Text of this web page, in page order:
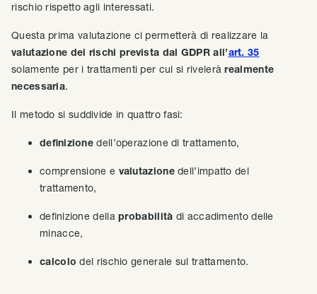
rischio rispetto agli interessati.
Questa prima valutazione ci permetterà di realizzare la
valutazione dei rischi prevista dal GDPR all’art. 35
solamente per i trattamenti per cui si riveleràrealmente
necessaria.
Il metodo si suddivide in quattro fasi:
definizione dell’operazione di trattamento,
comprensione e valutazionedell’impatto del
trattamento,
definizione dellaprobabilità di accadimento delle
minacce,
calcolo del rischio generale sul trattamento.